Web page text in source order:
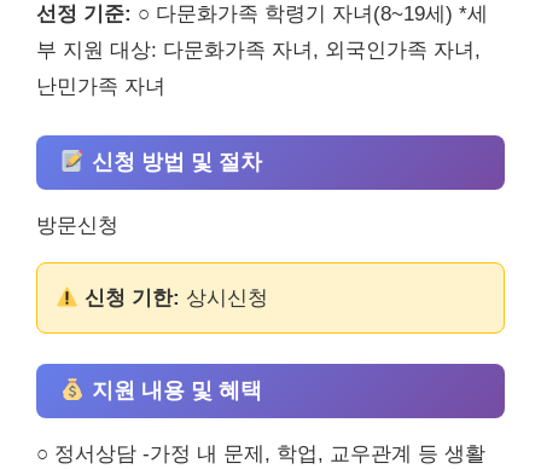
선정 기준: ○ 다문화가족 학령기 자녀(8~19세) *세
부 지원 대상: 다문화가족 자녀, 외국인가족 자녀,
난민가족 자녀
신청 방법 및 절차
방문신청
신청 기한: 상시신청
지원 내용 및 혜택
○ 정서상담 -가정 내 문제, 학업, 교우관계 등 생활